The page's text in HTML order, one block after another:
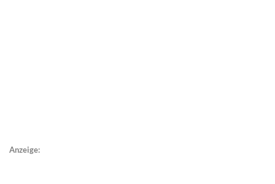
Anzeige: